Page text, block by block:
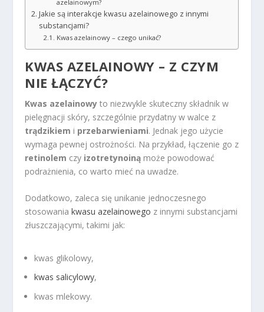
azelainowym?
Jakie są interakcje kwasu azelainowego z innymi
substancjami?
Kwas azelainowy – czego unikać?
KWAS AZELAINOWY – Z CZYM
NIE ŁĄCZYĆ?
Kwas azelainowy to niezwykle skuteczny składnik w
pielęgnacji skóry, szczególnie przydatny w walce z
trądzikiem i przebarwieniami. Jednak jego użycie
wymaga pewnej ostrożności. Na przykład, łączenie go z
retinolem czy izotretynoiną może powodować
podrażnienia, co warto mieć na uwadze.
Dodatkowo, zaleca się unikanie jednoczesnego
stosowaniakwasu azelainowego z innymi substancjami
złuszczającymi, takimi jak:
kwas glikolowy,
kwas salicylowy,
kwas mlekowy.